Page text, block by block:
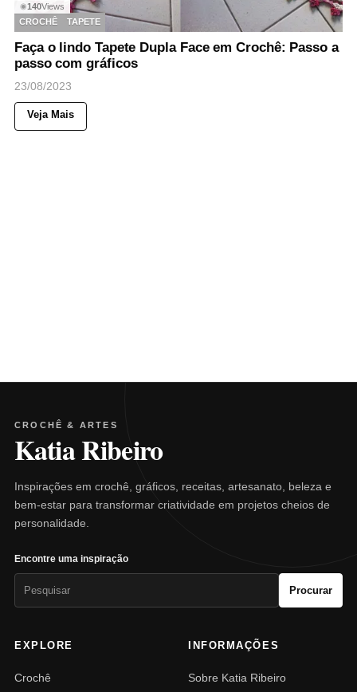
◉140Views
CROCHÊ
TAPETE
Faça o lindo Tapete Dupla Face em Crochê: Passo a
passo com gráficos
23/08/2023
Veja Mais
CROCHÊ & ARTES
Katia Ribeiro
Inspirações em crochê, gráficos, receitas, artesanato, beleza e
bem-estar para transformar criatividade em projetos cheios de
personalidade.
Encontre uma inspiração
Procurar
EXPLORE
Crochê
INFORMAÇÕES
Sobre Katia Ribeiro